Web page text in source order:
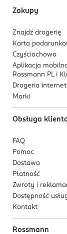
97%
odżywia
podczas
Łatwo
Zakupy
Znajdź drogerię
Karta
Czyściochowo
Aplikacja
Rossmann PL i
Drogeria
Marki
Obsługa
FAQ
Pomoc
Dostawa
Płatność
Zwroty i
Dostępność
Kontakt
Rossmann